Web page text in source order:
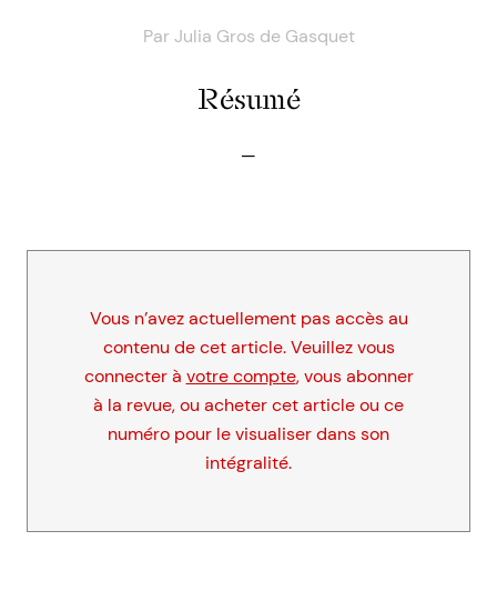
ParJulia Gros de Gasquet
Résumé
—
Vous n’avez actuellement pas accès au
contenu de cet article. Veuillez vous
connecter à votre compte, vous abonner
à la revue, ou acheter cet article ou ce
numéro pour le visualiser dans son
intégralité.